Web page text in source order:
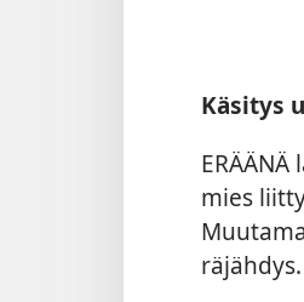
Käsitys
mies
räjähdys.